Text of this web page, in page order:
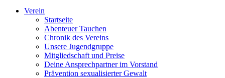
Verein
Startseite
Abenteuer Tauchen
Chronik des Vereins
Unsere Jugendgruppe
Mitgliedschaft und Preise
Deine Ansprechpartner im Vorstand
Prävention sexualisierter Gewalt